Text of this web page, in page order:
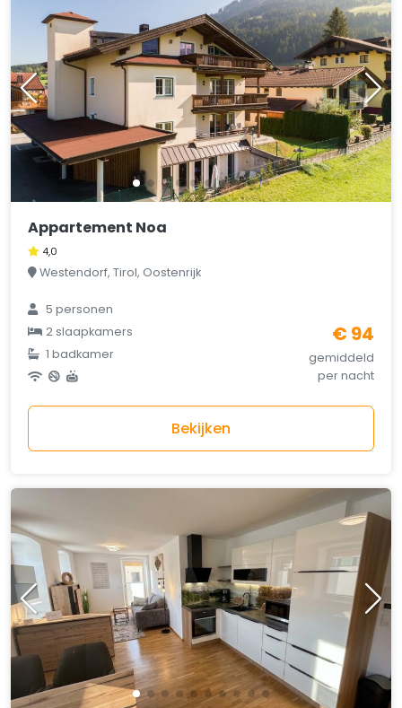
Appartement Noa
4,0
Westendorf, Tirol, Oostenrijk
5 personen
2 slaapkamers
1 badkamer
€ 94
gemiddeld
per nacht
Bekijken